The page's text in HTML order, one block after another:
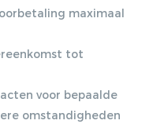
maximaal
tot
voor bepaalde
omstandigheden